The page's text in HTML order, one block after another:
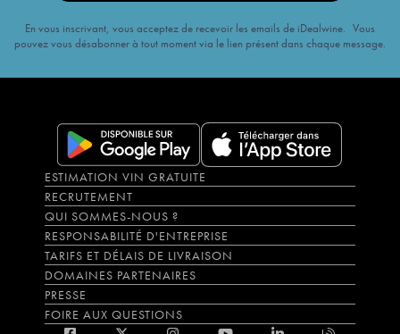
En vous inscrivant, vous acceptez de recevoir les emails de iDealwine. Vous
pouvez vous désabonner à tout moment via le lien présent dans chaque message.
ESTIMATION VIN GRATUITE
RECRUTEMENT
QUI SOMMES-NOUS ?
RESPONSABILITÉ D'ENTREPRISE
TARIFS ET DÉLAIS DE LIVRAISON
DOMAINES PARTENAIRES
PRESSE
FOIRE AUX QUESTIONS